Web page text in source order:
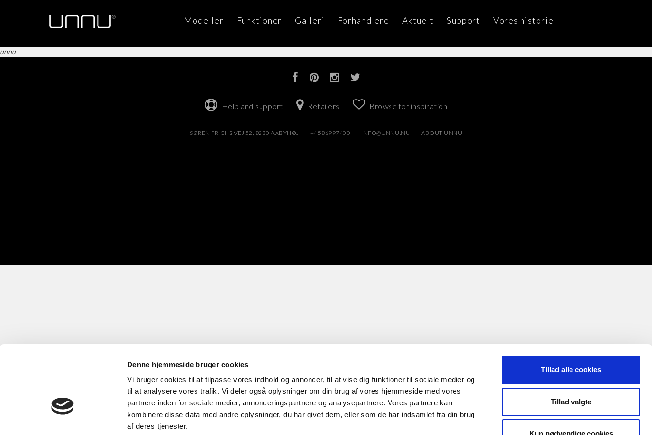
Denne hjemmeside bruger cookies
Vi bruger cookies til at tilpasse vores indhold og annoncer, til at vise dig funktioner til sociale medier og
til at analysere vores trafik. Vi deler også oplysninger om din brug af vores hjemmeside med vores
partnere inden for sociale medier, annonceringspartnere og analysepartnere. Vores partnere kan
kombinere disse data med andre oplysninger, du har givet dem, eller som de har indsamlet fra din brug
af deres tjenester.
Tillad alle cookies
Tillad valgte
Kun nødvendige cookies
Modeller Funktioner Galleri Forhandlere Aktuelt Support Vores historie
unnu
Help and support Retailers Browse for inspiration
SØREN FRICHS VEJ 52, 8230 AABYHØJ +4586997400 INFO@UNNU.NU ABOUT UNNU